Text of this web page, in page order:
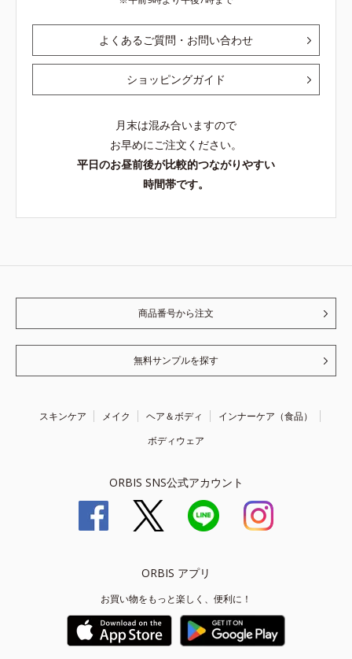
よくあるご質問・お問い合わせ
ショッピングガイド
月末は混み合いますので
お早めにご注文ください。
平日のお昼前後が比較的つながりやすい
時間帯です。
商品番号から注文
無料サンプルを探す
スキンケア メイク ヘア＆ボディ
インナーケア（食品）
ボディウェア
ORBIS SNS公式アカウント
ORBIS アプリ
お買い物をもっと楽しく、便利に！